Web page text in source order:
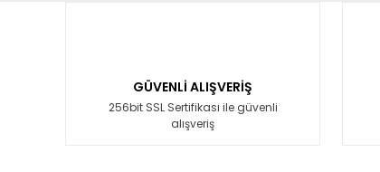
Ürün bilgilerinde hatalar bulunuyor.
Ürün fiyatı diğer sitelerden daha pahalı.
GÜVENLİ ALIŞVERİŞ
256bit SSL Sertifikası ile güvenli
alışveriş